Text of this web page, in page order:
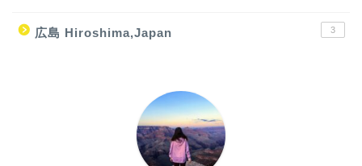
広島 Hiroshima,Japan 3